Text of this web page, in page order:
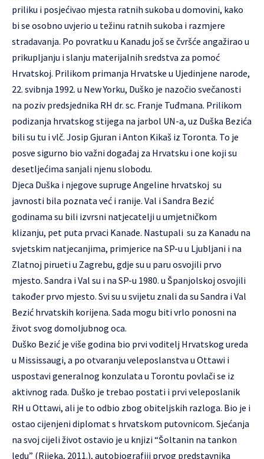
priliku i posjećivao mjesta ratnih sukoba u domovini, kako
bi se osobno uvjerio u težinu ratnih sukoba i razmjere
stradavanja. Po povratku u Kanadu još se čvršće angažirao u
prikupljanju i slanju materijalnih sredstva za pomoć
Hrvatskoj. Prilikom primanja Hrvatske u Ujedinjene narode,
22. svibnja 1992. u New Yorku, Duško je nazočio svečanosti
na poziv predsjednika RH dr. sc. Franje Tuđmana. Prilikom
podizanja hrvatskog stijega na jarbol UN-a, uz Duška Bezića
bili su tu i vlč. Josip Gjuran i Anton Kikaš iz Toronta. To je
posve sigurno bio važni događaj za Hrvatsku i one koji su
desetljećima sanjali njenu slobodu.
Djeca Duška i njegove supruge Angeline hrvatskoj su
javnosti bila poznata već i ranije. Val i Sandra Bezić
godinama su bili izvrsni natjecatelji u umjetničkom
klizanju, pet puta prvaci Kanade. Nastupali su za Kanadu na
svjetskim natjecanjima, primjerice na SP-u u Ljubljani i na
Zlatnoj pirueti u Zagrebu, gdje su u paru osvojili prvo
mjesto. Sandra i Val su i na SP-u 1980. u Španjolskoj osvojili
također prvo mjesto. Svi su u svijetu znali da su Sandra i Val
Bezić hrvatskih korijena. Sada mogu biti vrlo ponosni na
život svog domoljubnog oca.
Duško Bezić je više godina bio prvi voditelj Hrvatskog ureda
u Mississaugi, a po otvaranju veleposlanstva u Ottawi i
uspostavi generalnog konzulata u Torontu povlači se iz
aktivnog rada. Duško je trebao postati i prvi veleposlanik
RH u Ottawi, ali je to odbio zbog obiteljskih razloga. Bio je i
ostao cijenjeni diplomat s hrvatskom putovnicom. Sjećanja
na svoj cijeli život ostavio je u knjizi “Šoltanin na tankon
ledu” (Rijeka, 2011.), autobiografiji prvog predstavnika